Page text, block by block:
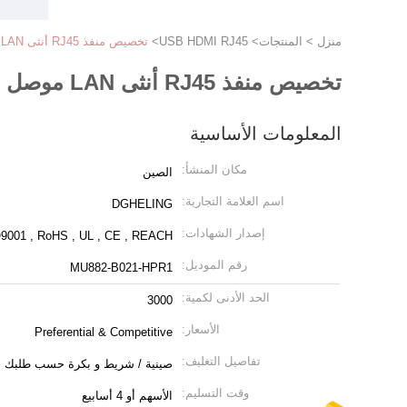
منزل > المنتجات>
USB HDMI RJ45
> تخصيص منفذ RJ45 أنثى LAN موصل USB منفذ HDMI تبويب 8P8C من خلال ثقب اللحيم
تخصيص منفذ RJ45 أنثى LAN موصل USB منفذ HDMI تبويب 8P8C من خلال ثقب اللحيم
المعلومات الأساسية
مكان المنشأ: الصين
اسم العلامة التجارية: DGHELING
إصدار الشهادات: , RoHS , UL , CE , REACH
رقم الموديل: MU882-B021-HPR1
الحد الأدنى لكمية: 3000
الأسعار: Preferential & Competitive
تفاصيل التغليف: صينية / شريط و بكرة حسب طلبك
وقت التسليم: الأسهم أو 4 أسابيع